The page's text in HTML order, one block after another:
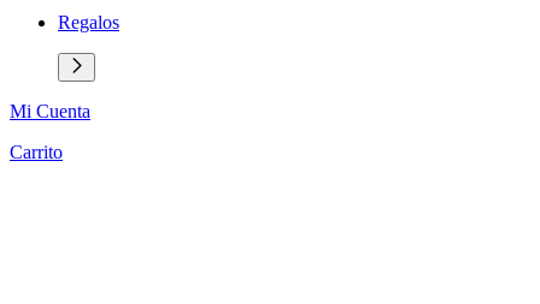
Regalos
Mi Cuenta
Carrito